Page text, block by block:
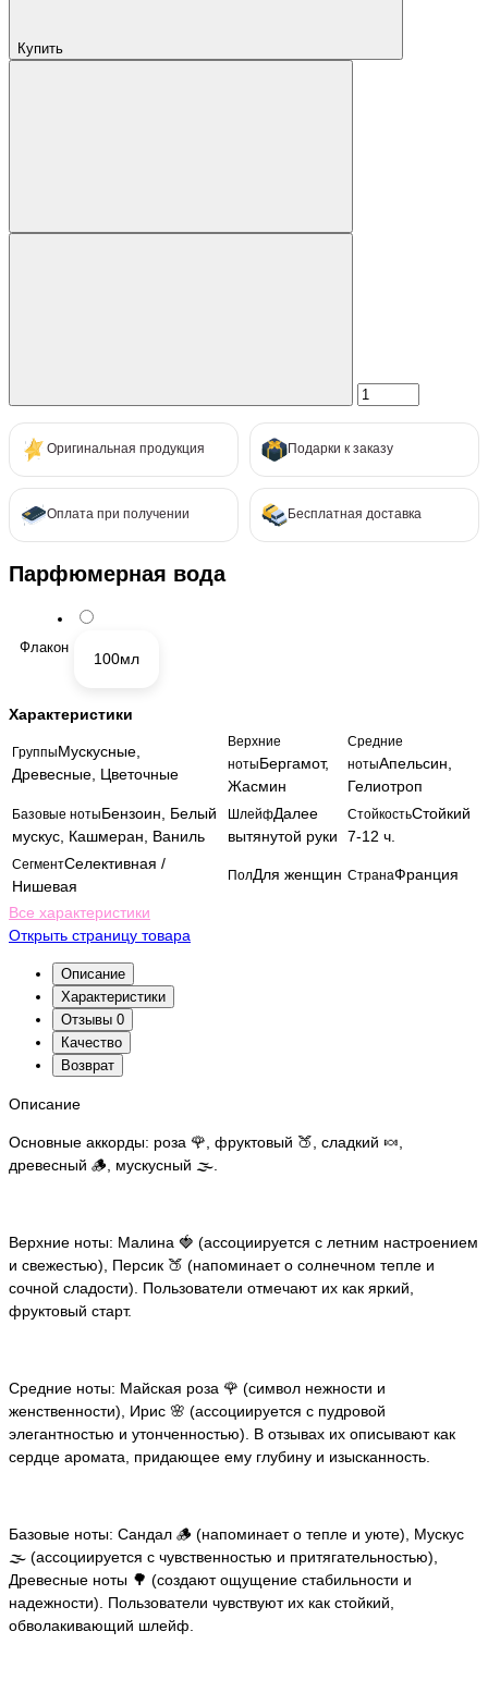
Купить
Оригинальная продукция Подарки к заказу
Оплата при получении Бесплатная доставка
Парфюмерная вода
Флакон
100мл
Характеристики
ГруппыМускусные,
Древесные, Цветочные
Верхние
нотыБергамот,
Жасмин
Средние
нотыАпельсин,
Гелиотроп
Базовые нотыБензоин, Белый
мускус, Кашмеран, Ваниль
ШлейфДалее
вытянутой руки
СтойкостьСтойкий
7-12 ч.
СегментСелективная /
Нишевая
ПолДля женщин СтранаФранция
Все характеристики
Открыть страницу товара
Описание
Характеристики
Отзывы 0
Качество
Возврат
Описание
Основные аккорды: роза 🌹, фруктовый 🍑, сладкий 🍬,
древесный 🪵, мускусный 🌫️.
Верхние ноты: Малина 🍓 (ассоциируется с летним настроением
и свежестью), Персик 🍑 (напоминает о солнечном тепле и
сочной сладости). Пользователи отмечают их как яркий,
фруктовый старт.
Средние ноты: Майская роза 🌹 (символ нежности и
женственности), Ирис 🌸 (ассоциируется с пудровой
элегантностью и утонченностью). В отзывах их описывают как
сердце аромата, придающее ему глубину и изысканность.
Базовые ноты: Сандал 🪵 (напоминает о тепле и уюте), Мускус
🌫️ (ассоциируется с чувственностью и притягательностью),
Древесные ноты 🌳 (создают ощущение стабильности и
надежности). Пользователи чувствуют их как стойкий,
обволакивающий шлейф.